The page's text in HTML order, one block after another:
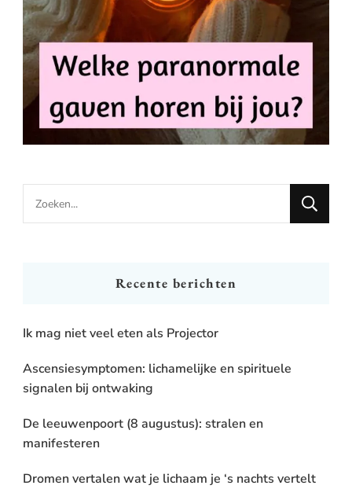
Looking
for
Recente berichten
Ik mag niet veel eten als Projector
Ascensiesymptomen: lichamelijke en spirituele
signalen bij ontwaking
De leeuwenpoort (8 augustus): stralen en
manifesteren
Dromen vertalen wat je lichaam je ‘s nachts vertelt